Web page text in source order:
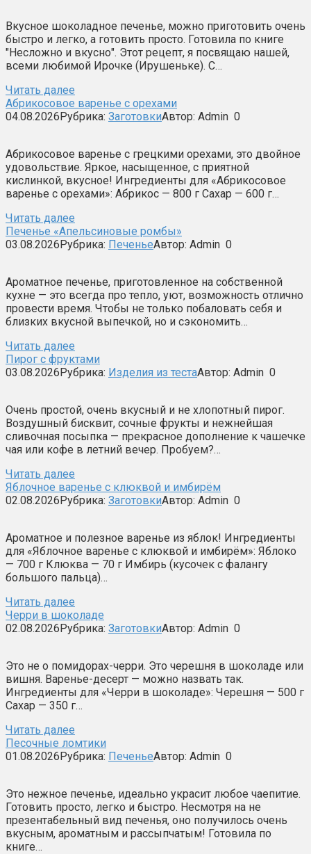
Вкусное шоколадное печенье, можно приготовить очень
быстро и легко, а готовить просто. Готовила по книге
"Несложно и вкусно". Этот рецепт, я посвящаю нашей,
всеми любимой Ирочке (Ирушеньке). С…
Читать далее
Абрикосовое варенье с орехами
04.08.2026Рубрика: ЗаготовкиАвтор: Admin 0
Абрикосовое варенье с грецкими орехами, это двойное
удовольствие. Яркое, насыщенное, с приятной
кислинкой, вкусное! Ингредиенты для «Абрикосовое
варенье с орехами»: Абрикос — 800 г Сахар — 600 г…
Читать далее
Печенье «Апельсиновые ромбы»
03.08.2026Рубрика: ПеченьеАвтор: Admin 0
Ароматное печенье, приготовленное на собственной
кухне — это всегда про тепло, уют, возможность отлично
провести время. Чтобы не только побаловать себя и
близких вкусной выпечкой, но и сэкономить…
Читать далее
Пирог с фруктами
03.08.2026Рубрика: Изделия из тестаАвтор: Admin 0
Очень простой, очень вкусный и не хлопотный пирог.
Воздушный бисквит, сочные фрукты и нежнейшая
сливочная посыпка — прекрасное дополнение к чашечке
чая или кофе в летний вечер. Пробуем?…
Читать далее
Яблочное варенье с клюквой и имбирём
02.08.2026Рубрика: ЗаготовкиАвтор: Admin 0
Ароматное и полезное варенье из яблок! Ингредиенты
для «Яблочное варенье с клюквой и имбирём»: Яблоко
— 700 г Клюква — 70 г Имбирь (кусочек с фалангу
большого пальца)…
Читать далее
Черри в шоколаде
02.08.2026Рубрика: ЗаготовкиАвтор: Admin 0
Это не о помидорах-черри. Это черешня в шоколаде или
вишня. Варенье-десерт — можно назвать так.
Ингредиенты для «Черри в шоколаде»: Черешня — 500 г
Сахар — 350 г…
Читать далее
Песочные ломтики
01.08.2026Рубрика: ПеченьеАвтор: Admin 0
Это нежное печенье, идеально украсит любое чаепитие.
Готовить просто, легко и быстро. Несмотря на не
презентабельный вид печенья, оно получилось очень
вкусным, ароматным и рассыпчатым! Готовила по
книге…